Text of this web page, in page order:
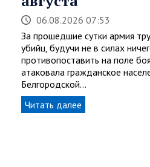
06.08.2026 07:53
За прошедшие сутки армия
убийц, будучи не в силах
противопоставить на поле
атаковала гражданское
Белгородской…
Читать далее